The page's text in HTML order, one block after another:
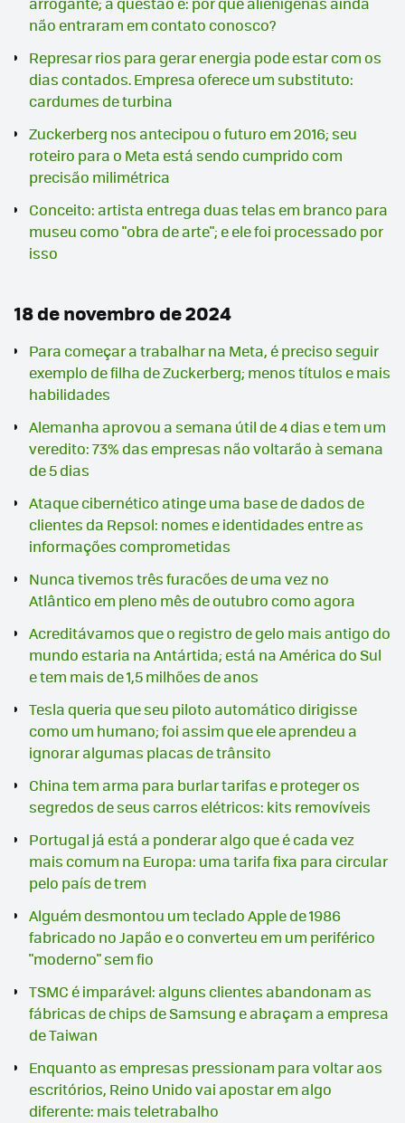
não entraram em contato conosco?
Represar rios para gerar energia pode estar com os
dias contados. Empresa oferece um substituto:
cardumes de turbina
Zuckerberg nos antecipou o futuro em 2016; seu
roteiro para o Meta está sendo cumprido com
precisão milimétrica
Conceito: artista entrega duas telas em branco para
museu como "obra de arte"; e ele foi processado por
isso
18 de novembro de 2024
Para começar a trabalhar na Meta, é preciso seguir
exemplo de filha de Zuckerberg; menos títulos e mais
habilidades
Alemanha aprovou a semana útil de 4 dias e tem um
veredito: 73% das empresas não voltarão à semana
de 5 dias
Ataque cibernético atinge uma base de dados de
clientes da Repsol: nomes e identidades entre as
informações comprometidas
Nunca tivemos três furacões de uma vez no
Atlântico em pleno mês de outubro como agora
Acreditávamos que o registro de gelo mais antigo do
mundo estaria na Antártida; está na América do Sul
e tem mais de 1,5 milhões de anos
Tesla queria que seu piloto automático dirigisse
como um humano; foi assim que ele aprendeu a
ignorar algumas placas de trânsito
China tem arma para burlar tarifas e proteger os
segredos de seus carros elétricos: kits removíveis
Portugal já está a ponderar algo que é cada vez
mais comum na Europa: uma tarifa fixa para circular
pelo país de trem
Alguém desmontou um teclado Apple de 1986
fabricado no Japão e o converteu em um periférico
"moderno" sem fio
TSMC é imparável: alguns clientes abandonam as
fábricas de chips de Samsung e abraçam a empresa
de Taiwan
Enquanto as empresas pressionam para voltar aos
escritórios, Reino Unido vai apostar em algo
diferente: mais teletrabalho